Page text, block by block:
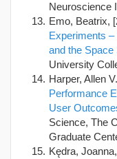
Neuroscience
Emo, Beatrix,
Experiments
and the
University
Harper, Allen
Performance
User
Science, The
Graduate
Kędra,